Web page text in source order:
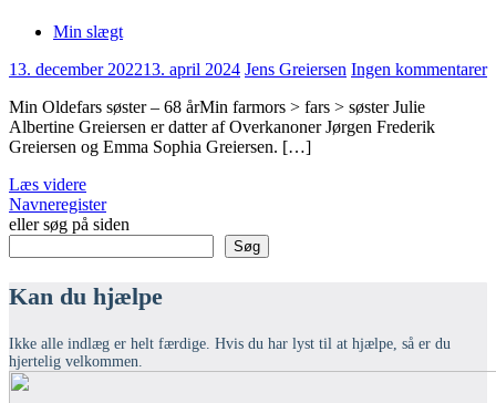
Min slægt
13. december 202213. april 2024 Jens Greiersen Ingen kommentarer
Min Oldefars søster – 68 årMin farmors > fars > søster Julie
Albertine Greiersen er datter af Overkanoner Jørgen Frederik
Greiersen og Emma Sophia Greiersen. […]
Læs videre
Navneregister
eller søg på siden
Søg
Kan du hjælpe
Ikke alle indlæg er helt færdige. Hvis du har lyst til at hjælpe, så er du
hjertelig velkommen.